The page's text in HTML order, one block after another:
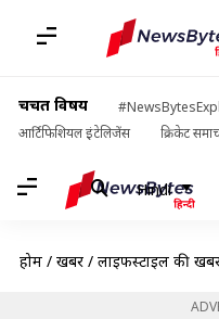
चर्चित विषय
आर्टिफिशियल इंटेलिजेंस
क्रिकेट
Hindi
होम / खबरें / लाइफस्टाइल की